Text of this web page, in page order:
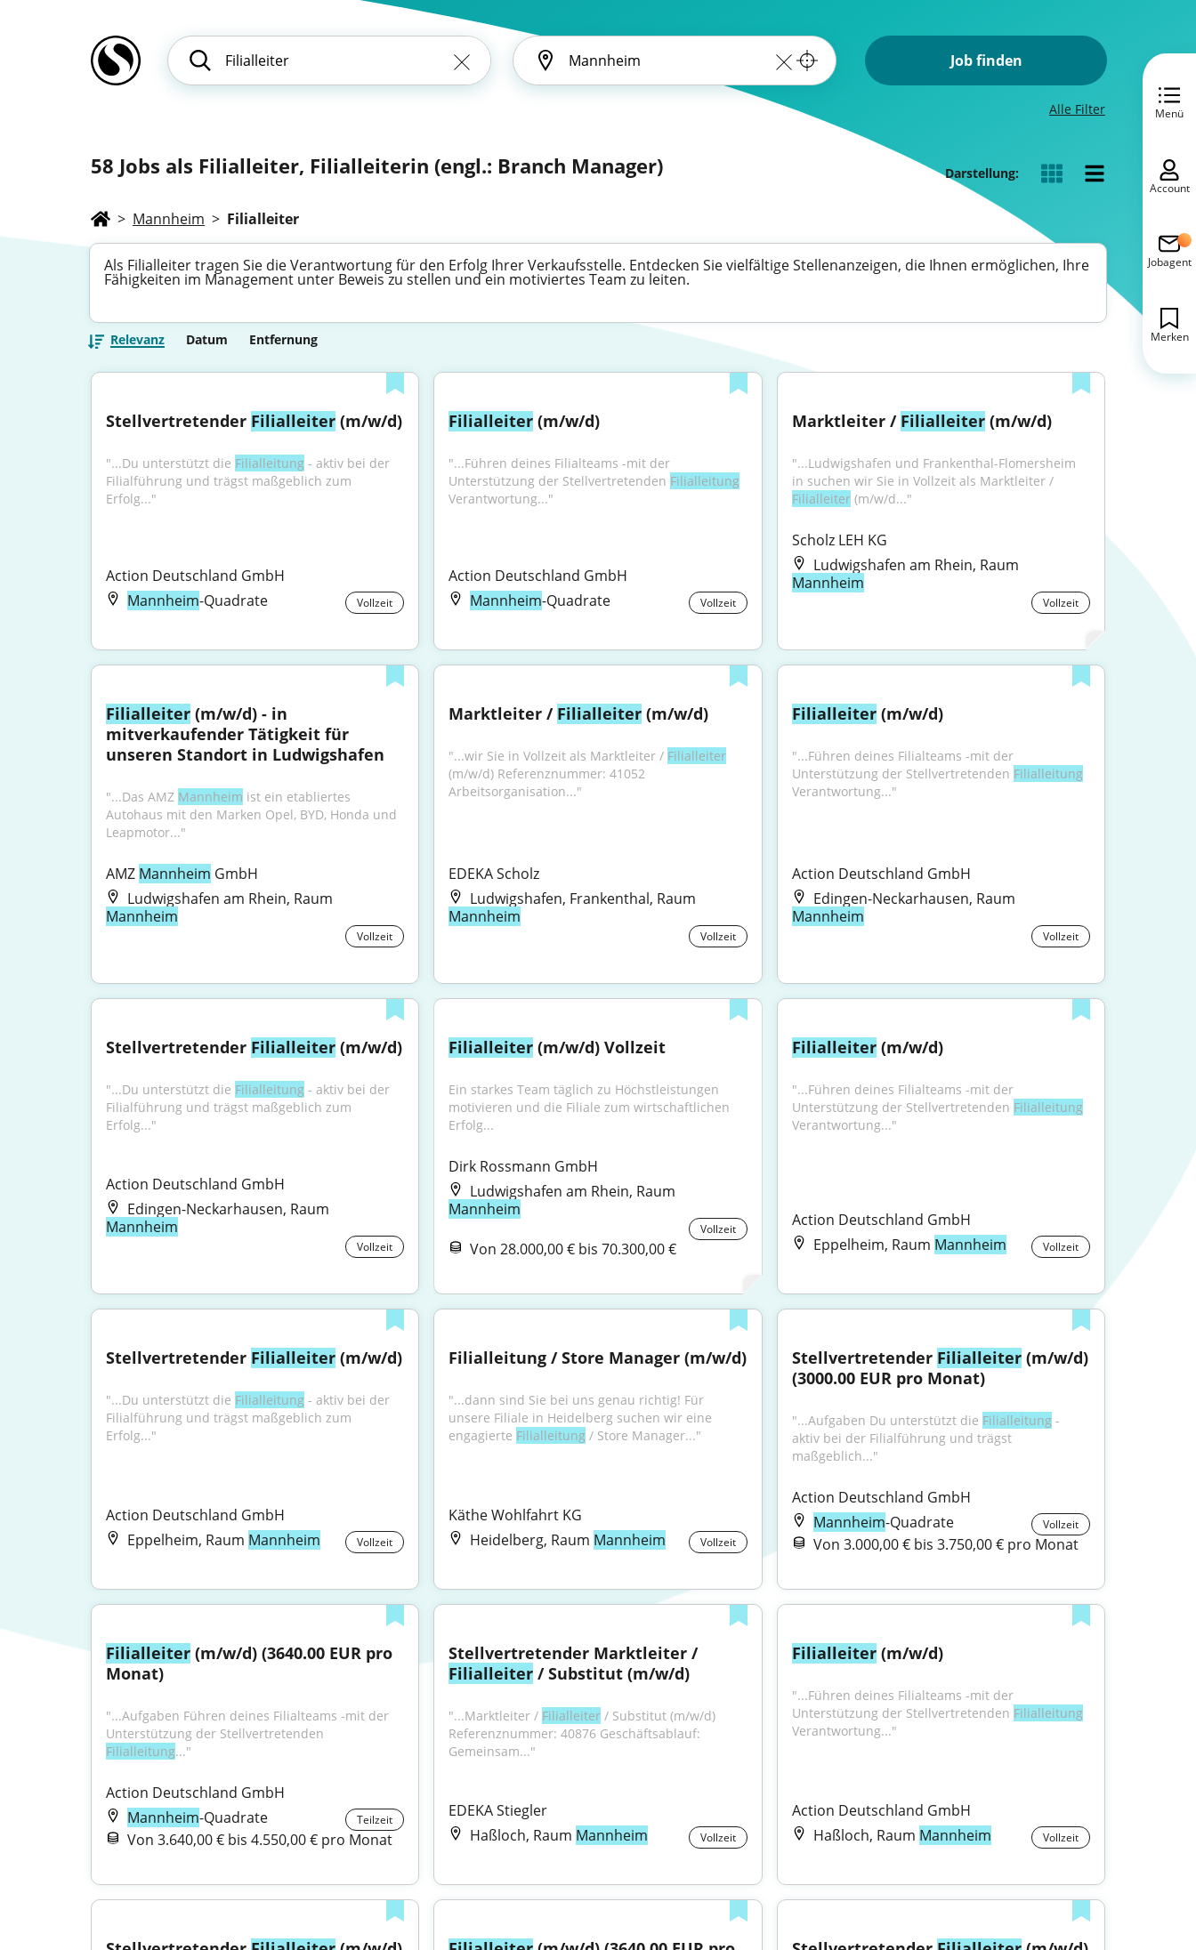
Job finden
Alle Filter
58 Jobs als Filialleiter, Filialleiterin (engl.: Branch Manager) Darstellung:
> Mannheim > Filialleiter
Als Filialleiter tragen Sie die Verantwortung für den Erfolg Ihrer Verkaufsstelle. Entdecken Sie vielfältige Stellenanzeigen, die Ihnen ermöglichen, Ihre
Fähigkeiten im Management unter Beweis zu stellen und ein motiviertes Team zu leiten.
Relevanz Datum Entfernung
Stellvertretender Filialleiter (m/w/d)
"...Du unterstützt die Filialleitung - aktiv bei der
Filialführung und trägst maßgeblich zum
Erfolg..."
Action Deutschland GmbH
Mannheim-Quadrate Vollzeit
Filialleiter (m/w/d)
"...Führen deines Filialteams -mit der
Unterstützung der Stellvertretenden Filialleitung
Verantwortung..."
Action Deutschland GmbH
Mannheim-Quadrate Vollzeit
Marktleiter / Filialleiter (m/w/d)
"...Ludwigshafen und Frankenthal-Flomersheim
in suchen wir Sie in Vollzeit als Marktleiter /
Filialleiter (m/w/d..."
Scholz LEH KG
Ludwigshafen am Rhein, Raum
Mannheim
Vollzeit
Filialleiter (m/w/d) - in
mitverkaufender Tätigkeit für
unseren Standort in Ludwigshafen
"...Das AMZ Mannheim ist ein etabliertes
Autohaus mit den Marken Opel, BYD, Honda und
Leapmotor..."
AMZ Mannheim GmbH
Ludwigshafen am Rhein, Raum
Mannheim
Vollzeit
Marktleiter / Filialleiter (m/w/d)
"...wir Sie in Vollzeit als Marktleiter / Filialleiter
(m/w/d) Referenznummer: 41052
Arbeitsorganisation..."
EDEKA Scholz
Ludwigshafen, Frankenthal, Raum
Mannheim
Vollzeit
Filialleiter (m/w/d)
"...Führen deines Filialteams -mit der
Unterstützung der Stellvertretenden Filialleitung
Verantwortung..."
Action Deutschland GmbH
Edingen-Neckarhausen, Raum
Mannheim
Vollzeit
Stellvertretender Filialleiter (m/w/d)
"...Du unterstützt die Filialleitung - aktiv bei der
Filialführung und trägst maßgeblich zum
Erfolg..."
Action Deutschland GmbH
Edingen-Neckarhausen, Raum
Mannheim
Vollzeit
Filialleiter (m/w/d) Vollzeit
Ein starkes Team täglich zu Höchstleistungen
motivieren und die Filiale zum wirtschaftlichen
Erfolg...
Dirk Rossmann GmbH
Ludwigshafen am Rhein, Raum
Mannheim
Vollzeit
Von 28.000,00 € bis 70.300,00 €
Filialleiter (m/w/d)
"...Führen deines Filialteams -mit der
Unterstützung der Stellvertretenden Filialleitung
Verantwortung..."
Action Deutschland GmbH
Eppelheim, Raum Mannheim Vollzeit
Stellvertretender Filialleiter (m/w/d)
"...Du unterstützt die Filialleitung - aktiv bei der
Filialführung und trägst maßgeblich zum
Erfolg..."
Action Deutschland GmbH
Eppelheim, Raum Mannheim Vollzeit
Filialleitung / Store Manager (m/w/d)
"...dann sind Sie bei uns genau richtig! Für
unsere Filiale in Heidelberg suchen wir eine
engagierte Filialleitung / Store Manager..."
Käthe Wohlfahrt KG
Heidelberg, Raum Mannheim Vollzeit
Stellvertretender Filialleiter (m/w/d)
(3000.00 EUR pro Monat)
"...Aufgaben Du unterstützt die Filialleitung -
aktiv bei der Filialführung und trägst
maßgeblich..."
Action Deutschland GmbH
Mannheim-Quadrate Vollzeit
Von 3.000,00 € bis 3.750,00 € pro Monat
Filialleiter (m/w/d) (3640.00 EUR pro
Monat)
"...Aufgaben Führen deines Filialteams -mit der
Filialleitung..."
Action Deutschland GmbH
Mannheim-Quadrate Teilzeit
Von 3.640,00 € bis 4.550,00 € pro Monat
Stellvertretender Marktleiter /
Filialleiter / Substitut (m/w/d)
"...Marktleiter / Filialleiter / Substitut (m/w/d)
Referenznummer: 40876 Geschäftsablauf:
Gemeinsam..."
EDEKA Stiegler
Haßloch, Raum Mannheim Vollzeit
Filialleiter (m/w/d)
"...Führen deines Filialteams -mit der
Unterstützung der Stellvertretenden Filialleitung
Verantwortung..."
Action Deutschland GmbH
Haßloch, Raum Mannheim Vollzeit
Menü
Account
Jobagent
Merken